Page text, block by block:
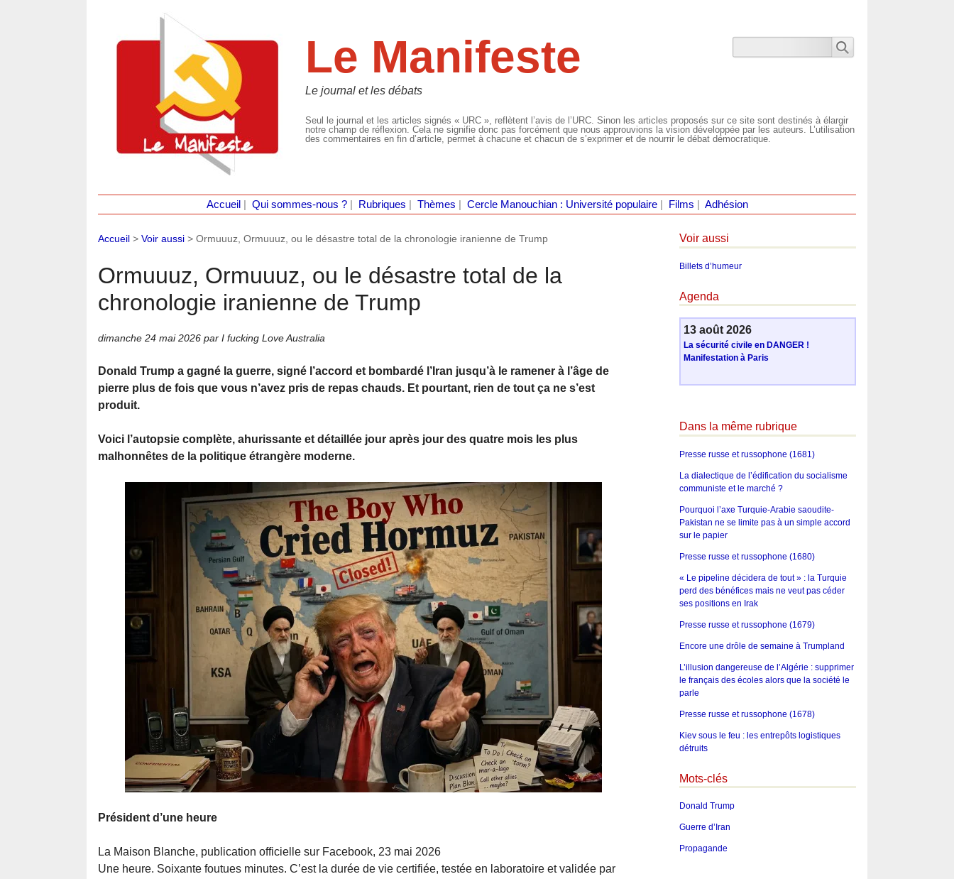
Le Manifeste
Le journal et les débats
Seul le journal et les articles signés « URC », reflètent l’avis de l’URC. Sinon les articles proposés sur ce site sont destinés à élargir
notre champ de réflexion. Cela ne signifie donc pas forcément que nous approuvions la vision développée par les auteurs. L’utilisation
des commentaires en fin d’article, permet à chacune et chacun de s’exprimer et de nourrir le débat démocratique.
Accueil Qui sommes-nous ?| Rubriques Thèmes Cercle Manouchian : Université populaire| Films Adhésion
Accueil > Voir aussi > Ormuuuz, Ormuuuz, ou le désastre total de la chronologie iranienne de Trump
Ormuuuz, Ormuuuz, ou le désastre total de la
chronologie iranienne de Trump
dimanche 24 mai 2026 par I fucking Love Australia
Donald Trump a gagné la guerre, signé l’accord et bombardé l’Iran jusqu’à le ramener à l’âge de
pierre plus de fois que vous n’avez pris de repas chauds. Et pourtant, rien de tout ça ne s’est
produit.
Voici l’autopsie complète, ahurissante et détaillée jour après jour des quatre mois les plus
malhonnêtes de la politique étrangère moderne.
Président d’une heure
La Maison Blanche, publication officielle sur Facebook, 23 mai 2026
Une heure. Soixante foutues minutes. C’est la durée de vie certifiée, testée en laboratoire et validée par
Voir aussi
Billets d’humeur
Agenda
13 août 2026
La sécurité civile en DANGER !
Manifestation à Paris
Dans la même rubrique
Presse russe et russophone (1681)
La dialectique de l’édification du socialisme
communiste et le marché ?
Pourquoi l’axe Turquie-Arabie saoudite-
Pakistan ne se limite pas à un simple accord
sur le papier
Presse russe et russophone (1680)
« Le pipeline décidera de tout » : la Turquie
perd des bénéfices mais ne veut pas céder
ses positions en Irak
Presse russe et russophone (1679)
Encore une drôle de semaine à Trumpland
L’illusion dangereuse de l’Algérie : supprimer
le français des écoles alors que la société le
parle
Presse russe et russophone (1678)
Kiev sous le feu : les entrepôts logistiques
détruits
Mots-clés
Donald Trump
Guerre d’Iran
Propagande